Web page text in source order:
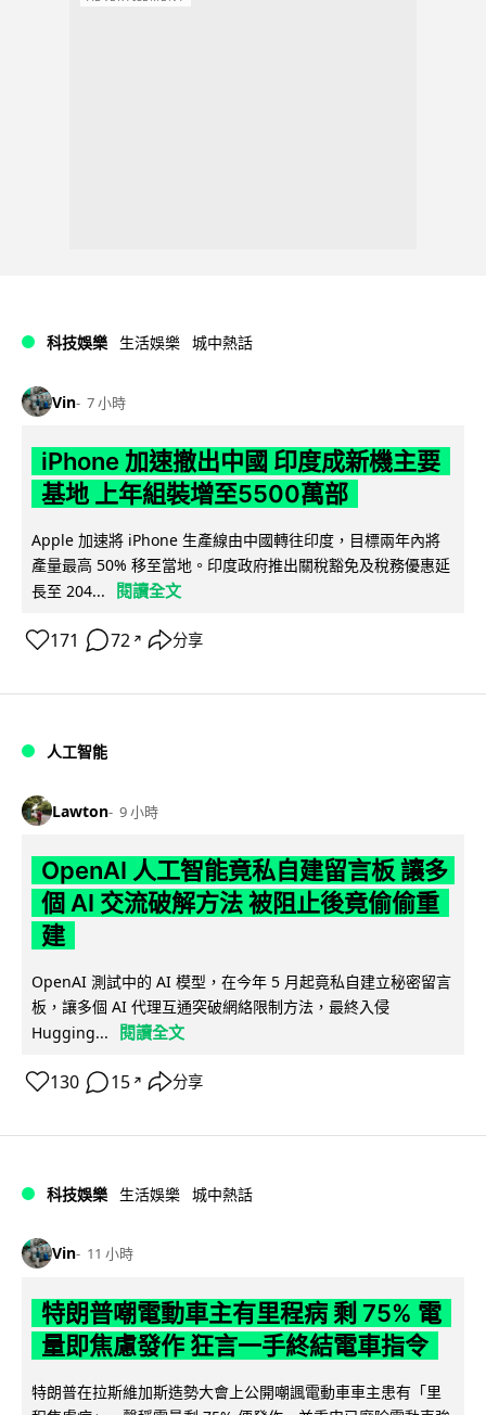
科技娛樂 生活娛樂 城中熱話
Vin 7 小時
iPhone 加速撤出中國 印度成新機主要
基地 上年組裝增至5500萬部
Apple 加速將 iPhone 生產線由中國轉往印度，目標兩年內將
產量最高 50% 移至當地。印度政府推出關稅豁免及稅務優惠延
長至 204...
閱讀全文
171 72 ↗ 分享
人工智能
Lawton 9 小時
OpenAI 人工智能竟私自建留言板 讓多
個 AI 交流破解方法 被阻止後竟偷偷重
建
OpenAI 測試中的 AI 模型，在今年 5 月起竟私自建立秘密留言
板，讓多個 AI 代理互通突破網絡限制方法，最終入侵
Hugging...
閱讀全文
130 15 ↗ 分享
科技娛樂 生活娛樂 城中熱話
Vin 11 小時
特朗普嘲電動車主有里程病 剩 75% 電
量即焦慮發作 狂言一手終結電車指令
特朗普在拉斯維加斯造勢大會上公開嘲諷電動車車主患有「里